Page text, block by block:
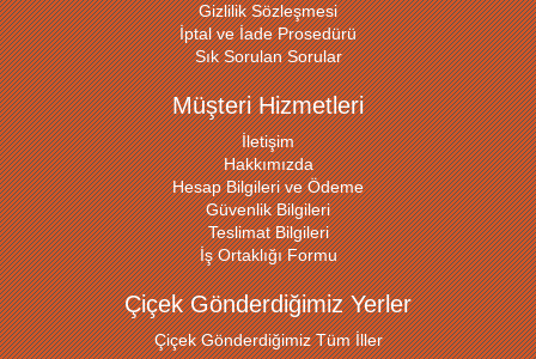
Gizlilik Sözleşmesi
İptal ve İade Prosedürü
Sık Sorulan Sorular
Müşteri Hizmetleri
İletişim
Hakkımızda
Hesap Bilgileri ve Ödeme
Güvenlik Bilgileri
Teslimat Bilgileri
İş Ortaklığı Formu
Çiçek Gönderdiğimiz Yerler
Çiçek Gönderdiğimiz Tüm İller